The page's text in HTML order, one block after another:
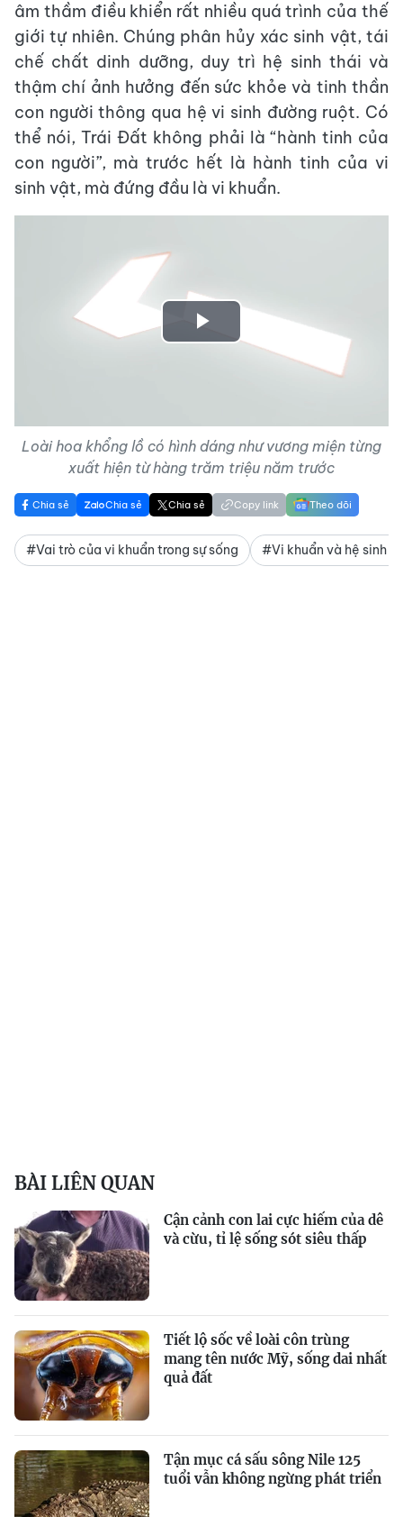
âm thầm điều khiển rất nhiều quá trình của thế
giới tự nhiên. Chúng phân hủy xác sinh vật, tái
chế chất dinh dưỡng, duy trì hệ sinh thái và
thậm chí ảnh hưởng đến sức khỏe và tinh thần
con người thông qua hệ vi sinh đường ruột. Có
thể nói, Trái Đất không phải là “hành tinh của
con người”, mà trước hết là hành tinh của vi
sinh vật, mà đứng đầu là vi khuẩn.
Play
Loài hoa khổng lồ có hình dáng như vương miện từng
xuất hiện từ hàng trăm triệu năm trước
Chia sẻ Chia sẻ Chia sẻ Copy link Theo dõi
#Vai trò của vi khuẩn trong sự sống #Vi khuẩn và hệ sinh
BÀI LIÊN QUAN
Cận cảnh con lai cực hiếm của dê
và cừu, tỉ lệ sống sót siêu thấp
Tiết lộ sốc về loài côn trùng
mang tên nước Mỹ, sống dai nhất
quả đất
Tận mục cá sấu sông Nile 125
tuổi vẫn không ngừng phát triển